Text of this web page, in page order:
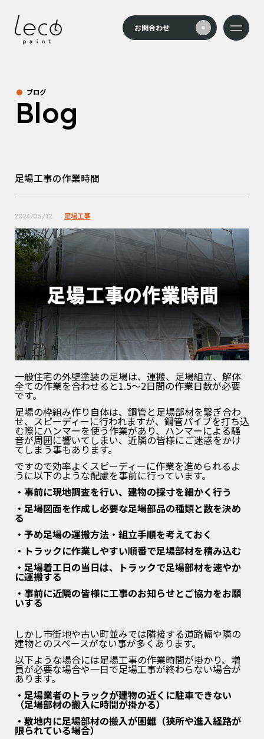
メニュ
お問合わせ
ブログ
Blog
足場工事の作業時間
2023/05/12 足場工事
一般住宅の外壁塗装の足場は、運搬、足場組立、解体
全ての作業を合わせると1.5～2日間の作業日数が必要
です。
足場の枠組み作り自体は、鋼管と足場部材を繋ぎ合わ
せ、スピーディーに行われますが、鋼管パイプを打ち込
む際にハンマーを使う作業があり、ハンマーによる騒
音が周囲に響いてしまい、近隣の皆様にご迷惑をかけ
てしまう事もあります。
ですので効率よくスピーディーに作業を進められるよ
うに以下のような配慮を事前に行っています。
・事前に現地調査を行い、建物の採寸を細かく行う
・足場図面を作成し必要な足場部品の種類と数を決め
る
・予め足場の運搬方法・組立手順を考えておく
・トラックに作業しやすい順番で足場部材を積み込む
・足場着工日の当日は、トラックで足場部材を速やか
に運搬する
・事前に近隣の皆様に工事のお知らせとご協力をお願
いする
しかし市街地や古い町並みでは隣接する道路幅や隣の
建物とのスペースがない事が多くあります。
以下ような場合には足場工事の作業時間が掛かり、増
員が必要な場合や一日で足場工事が終わらない場合が
あります。
・足場業者のトラックが建物の近くに駐車できない
（足場部材の搬入に時間が掛かる）
・敷地内に足場部材の搬入が困難（狭所や進入経路が
限られている場合）